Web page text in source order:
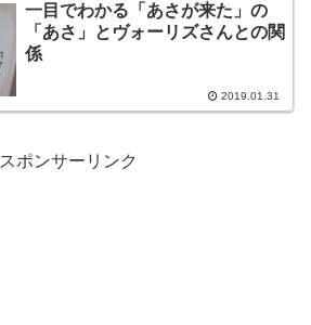
一目でわかる「あさが来た」の
「あさ」とヴォーリズさんとの関
係
2019.01.31
スポンサーリンク